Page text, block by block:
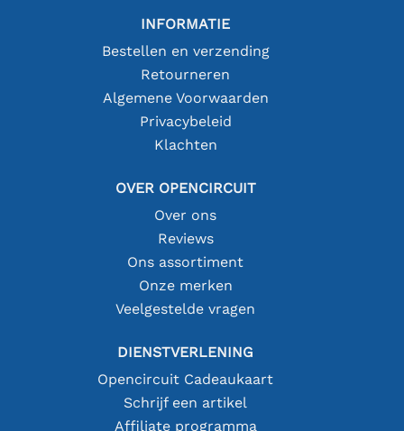
INFORMATIE
Bestellen en verzending
Retourneren
Algemene Voorwaarden
Privacybeleid
Klachten
OVER OPENCIRCUIT
Over ons
Reviews
Ons assortiment
Onze merken
Veelgestelde vragen
DIENSTVERLENING
Opencircuit Cadeaukaart
Schrijf een artikel
Affiliate programma